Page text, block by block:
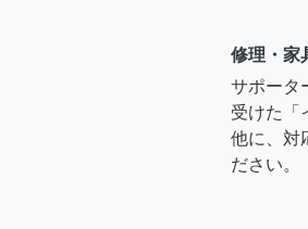
修理・家
サポータ
受けた「
他に、対
ださい。